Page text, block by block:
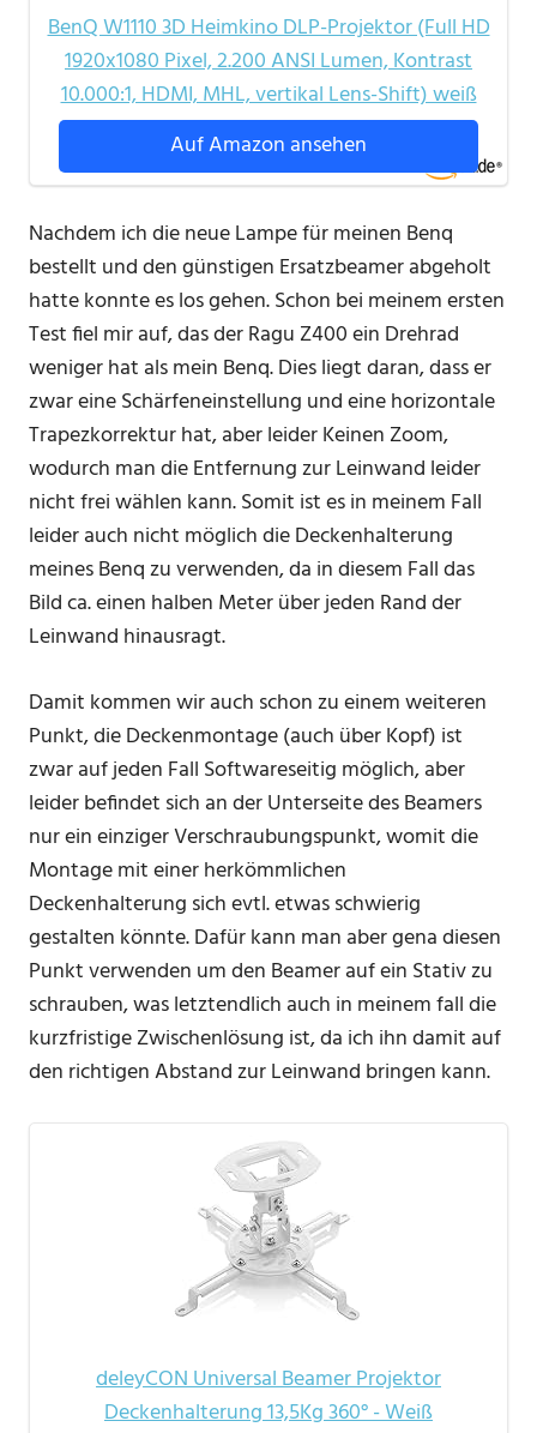
BenQ W1110 3D Heimkino DLP-Projektor (Full HD
1920x1080 Pixel, 2.200 ANSI Lumen, Kontrast
10.000:1, HDMI, MHL, vertikal Lens-Shift) weiß
Auf Amazon ansehen
Nachdem ich die neue Lampe für meinen Benq
bestellt und den günstigen Ersatzbeamer abgeholt
hatte konnte es los gehen. Schon bei meinem ersten
Test fiel mir auf, das der Ragu Z400 ein Drehrad
weniger hat als mein Benq. Dies liegt daran, dass er
zwar eine Schärfeneinstellung und eine horizontale
Trapezkorrektur hat, aber leider Keinen Zoom,
wodurch man die Entfernung zur Leinwand leider
nicht frei wählen kann. Somit ist es in meinem Fall
leider auch nicht möglich die Deckenhalterung
meines Benq zu verwenden, da in diesem Fall das
Bild ca. einen halben Meter über jeden Rand der
Leinwand hinausragt.
Damit kommen wir auch schon zu einem weiteren
Punkt, die Deckenmontage (auch über Kopf) ist
zwar auf jeden Fall Softwareseitig möglich, aber
leider befindet sich an der Unterseite des Beamers
nur ein einziger Verschraubungspunkt, womit die
Montage mit einer herkömmlichen
Deckenhalterung sich evtl. etwas schwierig
gestalten könnte. Dafür kann man aber gena diesen
Punkt verwenden um den Beamer auf ein Stativ zu
schrauben, was letztendlich auch in meinem fall die
kurzfristige Zwischenlösung ist, da ich ihn damit auf
den richtigen Abstand zur Leinwand bringen kann.
deleyCON Universal Beamer Projektor
Deckenhalterung 13,5Kg 360° - Weiß